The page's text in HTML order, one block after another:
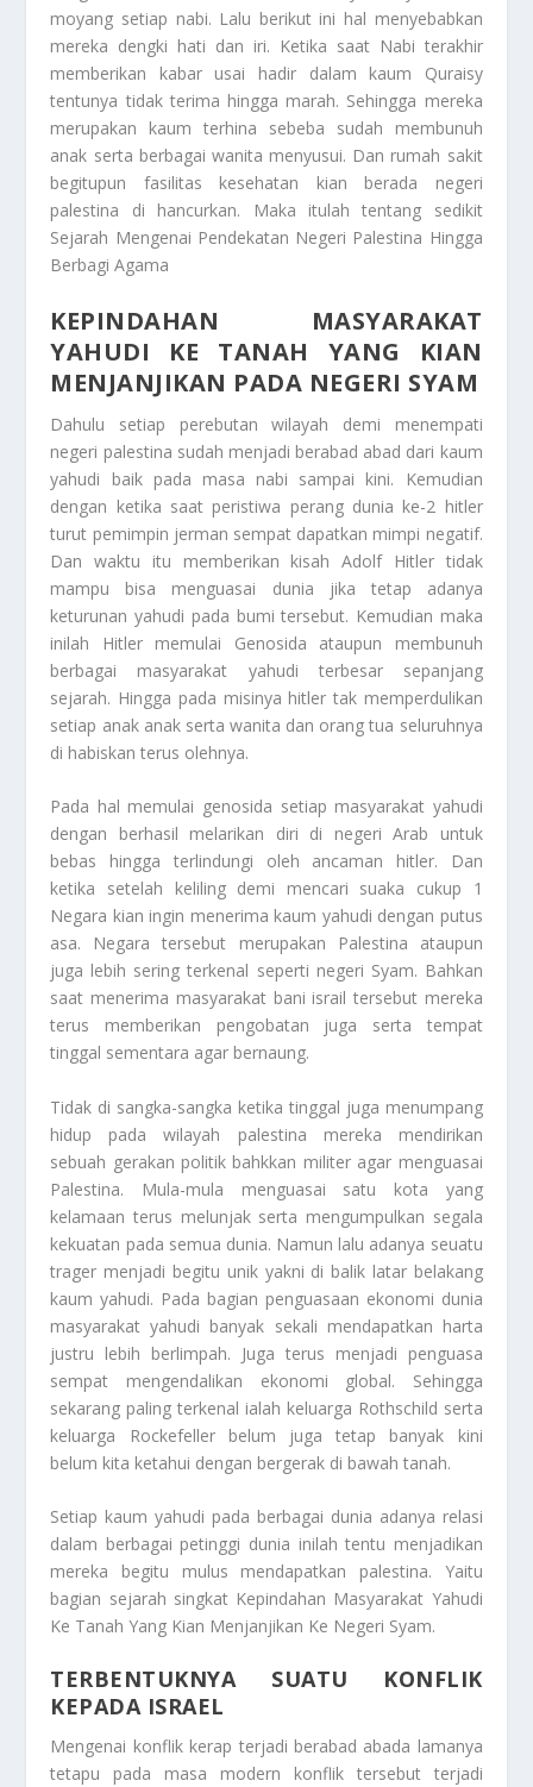
moyang setiap nabi. Lalu berikut ini hal menyebabkan
mereka dengki hati dan iri. Ketika saat Nabi terakhir
memberikan kabar usai hadir dalam kaum Quraisy
tentunya tidak terima hingga marah. Sehingga mereka
merupakan kaum terhina sebeba sudah membunuh
anak serta berbagai wanita menyusui. Dan rumah sakit
begitupun fasilitas kesehatan kian berada negeri
palestina di hancurkan. Maka itulah tentang sedikit
Sejarah Mengenai Pendekatan Negeri Palestina Hingga
Berbagi Agama
KEPINDAHAN MASYARAKAT
YAHUDI KE TANAH YANG KIAN
MENJANJIKAN PADA NEGERI SYAM
Dahulu setiap perebutan wilayah demi menempati
negeri palestina sudah menjadi berabad abad dari kaum
yahudi baik pada masa nabi sampai kini. Kemudian
dengan ketika saat peristiwa perang dunia ke-2 hitler
turut pemimpin jerman sempat dapatkan mimpi negatif.
Dan waktu itu memberikan kisah Adolf Hitler tidak
mampu bisa menguasai dunia jika tetap adanya
keturunan yahudi pada bumi tersebut. Kemudian maka
inilah Hitler memulai Genosida ataupun membunuh
berbagai masyarakat yahudi terbesar sepanjang
sejarah. Hingga pada misinya hitler tak memperdulikan
setiap anak anak serta wanita dan orang tua seluruhnya
di habiskan terus olehnya.
Pada hal memulai genosida setiap masyarakat yahudi
dengan berhasil melarikan diri di negeri Arab untuk
bebas hingga terlindungi oleh ancaman hitler. Dan
ketika setelah keliling demi mencari suaka cukup 1
Negara kian ingin menerima kaum yahudi dengan putus
asa. Negara tersebut merupakan Palestina ataupun
juga lebih sering terkenal seperti negeri Syam. Bahkan
saat menerima masyarakat bani israil tersebut mereka
terus memberikan pengobatan juga serta tempat
tinggal sementara agar bernaung.
Tidak di sangka-sangka ketika tinggal juga menumpang
hidup pada wilayah palestina mereka mendirikan
sebuah gerakan politik bahkkan militer agar menguasai
Palestina. Mula-mula menguasai satu kota yang
kelamaan terus melunjak serta mengumpulkan segala
kekuatan pada semua dunia. Namun lalu adanya seuatu
trager menjadi begitu unik yakni di balik latar belakang
kaum yahudi. Pada bagian penguasaan ekonomi dunia
masyarakat yahudi banyak sekali mendapatkan harta
justru lebih berlimpah. Juga terus menjadi penguasa
sempat mengendalikan ekonomi global. Sehingga
sekarang paling terkenal ialah keluarga Rothschild serta
keluarga Rockefeller belum juga tetap banyak kini
belum kita ketahui dengan bergerak di bawah tanah.
Setiap kaum yahudi pada berbagai dunia adanya relasi
dalam berbagai petinggi dunia inilah tentu menjadikan
mereka begitu mulus mendapatkan palestina. Yaitu
bagian sejarah singkat Kepindahan Masyarakat Yahudi
Ke Tanah Yang Kian Menjanjikan Ke Negeri Syam.
TERBENTUKNYA SUATU KONFLIK
KEPADA ISRAEL
Mengenai konflik kerap terjadi berabad abada lamanya
tetapu pada masa modern konflik tersebut terjadi